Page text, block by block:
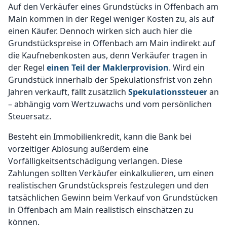
Auf den Verkäufer eines Grundstücks in Offenbach am
Main kommen in der Regel weniger Kosten zu, als auf
einen Käufer. Dennoch wirken sich auch hier die
Grundstückspreise in Offenbach am Main indirekt auf
die Kaufnebenkosten aus, denn Verkäufer tragen in
der Regel einen Teil der Maklerprovision. Wird ein
Grundstück innerhalb der Spekulationsfrist von zehn
Jahren verkauft, fällt zusätzlich Spekulationssteueran
– abhängig vom Wertzuwachs und vom persönlichen
Steuersatz.
Besteht ein Immobilienkredit, kann die Bank bei
vorzeitiger Ablösung außerdem eine
Vorfälligkeitsentschädigung verlangen. Diese
Zahlungen sollten Verkäufer einkalkulieren, um einen
realistischen Grundstückspreis festzulegen und den
tatsächlichen Gewinn beim Verkauf von Grundstücken
in Offenbach am Main realistisch einschätzen zu
können.